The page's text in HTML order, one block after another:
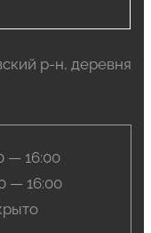
р-н, деревня
— 16:00
— 16:00